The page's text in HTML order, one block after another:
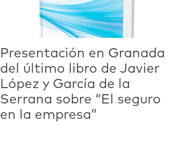
Presentación en Granada
del último libro de Javier
López y García de la
Serrana sobre “El seguro
en la empresa”